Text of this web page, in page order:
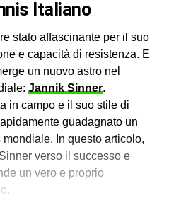
Italiano
stato affascinante per il suo
e capacità di resistenza. E
un nuovo astro nel
Jannik Sinner.
in campo e il suo stile di
guadagnato un
In questo articolo,
verso il successo e
un vero e proprio